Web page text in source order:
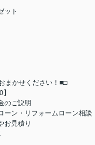
ット
まかせください！■□
のご説明
ーン・リフォームローン相談
お見積り